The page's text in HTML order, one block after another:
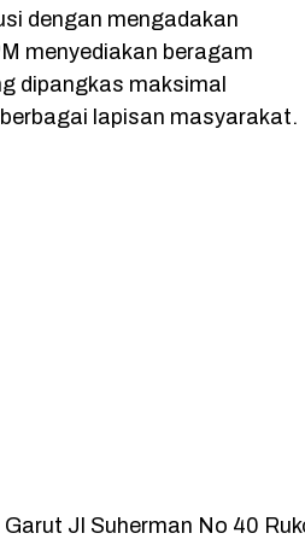
dengan mengadakan
menyediakan beragam
dipangkas maksimal
lapisan masyarakat.
Jl Suherman No 40